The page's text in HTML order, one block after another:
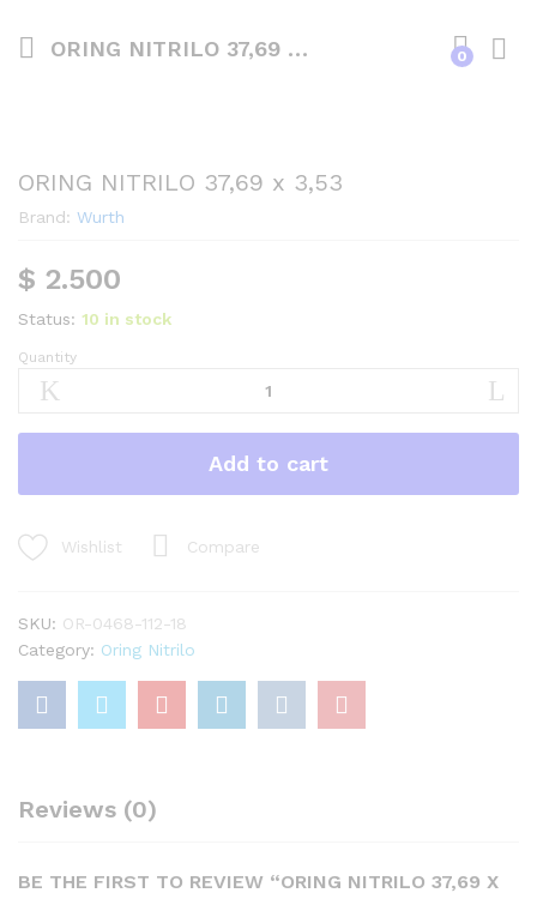
ORING NITRILO 37,69 x 3,53 0
ORING NITRILO 37,69 x 3,53
Brand: Wurth
$ 2.500
Status: 10 in stock
ORING
NITRILO
quantity
Quantity
Add to cart
Wishlist Compare
SKU: OR-0468-112-18
Category: Oring Nitrilo
Reviews (0)
BE THE FIRST TO REVIEW “ORING NITRILO 37,69 X